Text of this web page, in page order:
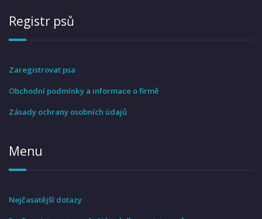
Registr psů
Zaregistrovat psa
Obchodní podmínky a informace o firmě
Zásady ochrany osobních údajů
Menu
Nejčasatější dotazy